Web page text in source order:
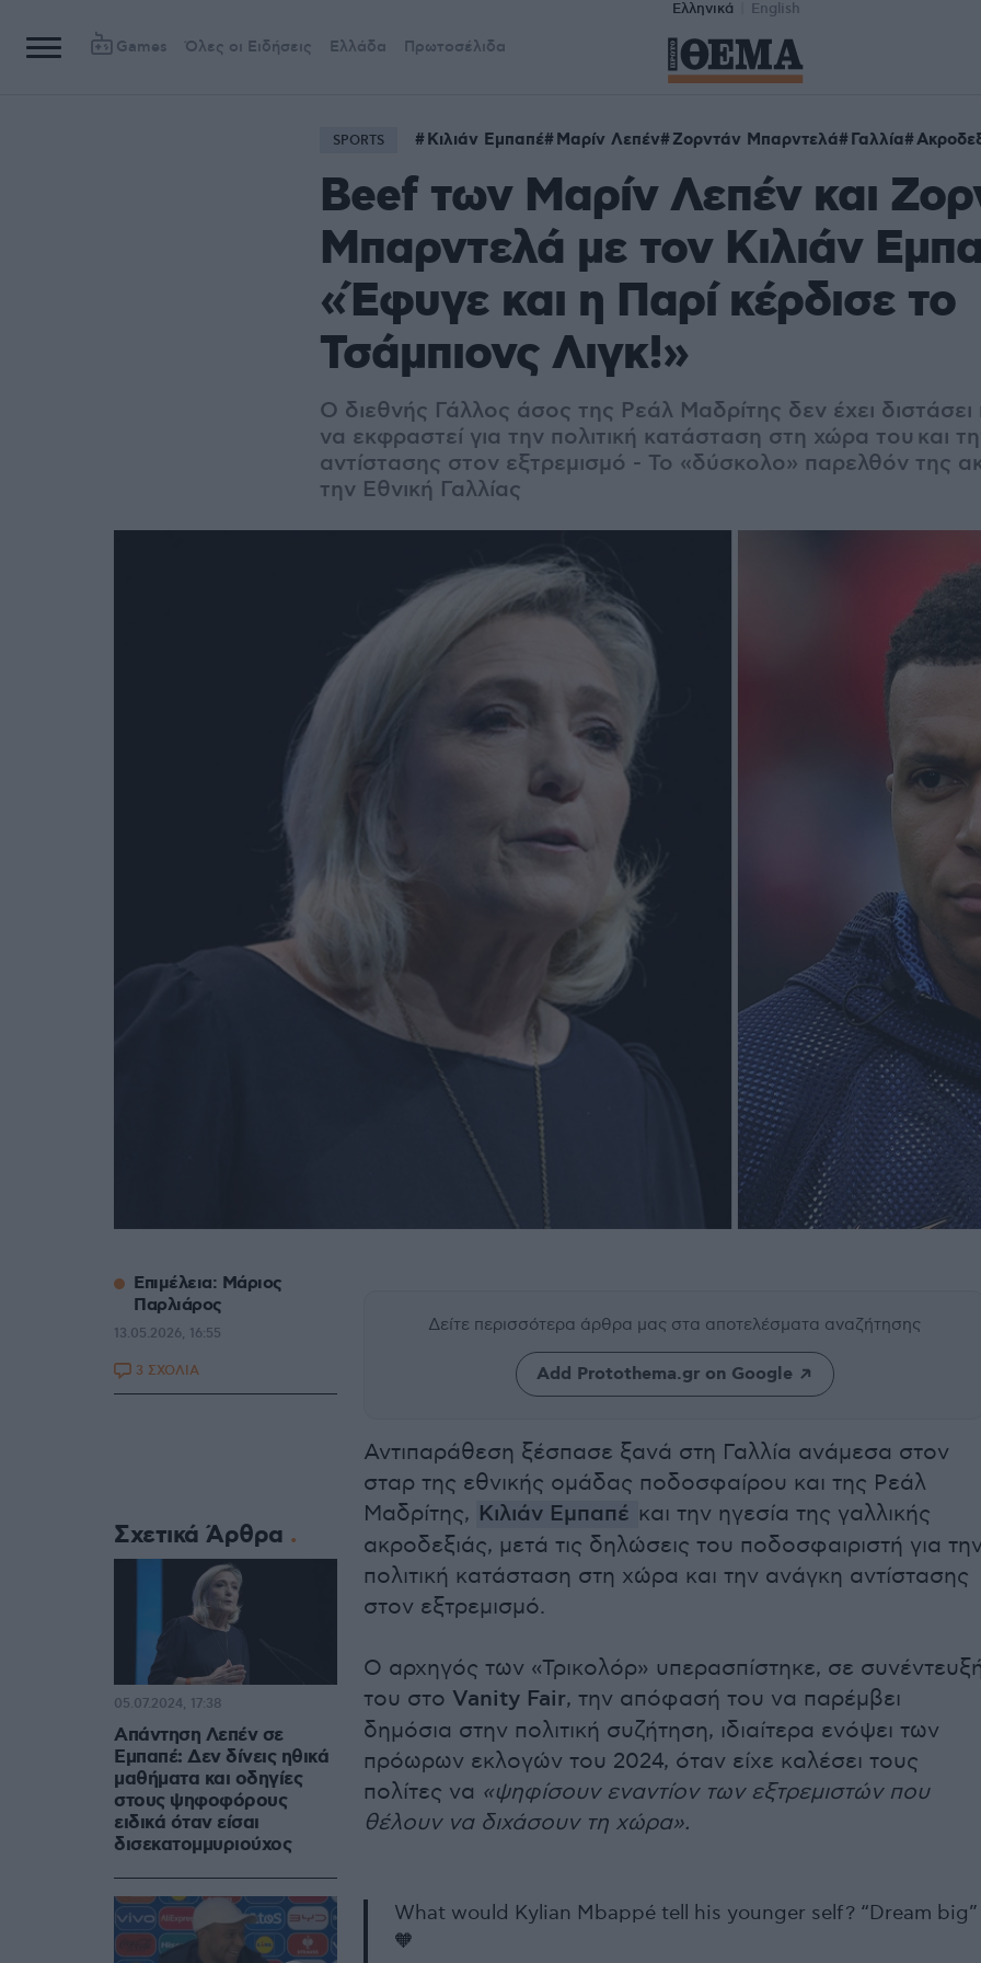
Ελληνικά English
Games Όλες οι Ειδήσεις Ελλάδα Πρωτοσέλιδα
SPORTS Κιλιάν Εμπαπέ Μαρίν Λεπέν Ζορντάν Μπαρντελά Γαλλία
Beef των Μαρίν Λεπέν και
Μπαρντελά με τον Κιλιάν
«Έφυγε και η Παρί κέρδισε το
Τσάμπιονς Λιγκ!»
Ο διεθνής Γάλλος άσος της Ρεάλ Μαδρίτης δεν έχει
να εκφραστεί για την πολιτική κατάσταση στη χώρα του και
αντίστασης στον εξτρεμισμό - Το «δύσκολο» παρελθόν της
την Εθνική Γαλλίας
Δείτε περισσότερα άρθρα μας στα αποτελέσματα αναζήτησης
Add Protothema.gr on Google
Αντιπαράθεση ξέσπασε ξανά στη Γαλλία ανάμεσα στον
σταρ της εθνικής ομάδας ποδοσφαίρου και της Ρεάλ
Μαδρίτης, Κιλιάν Εμπαπέ και την ηγεσία της γαλλικής
ακροδεξιάς, μετά τις δηλώσεις του ποδοσφαιριστή για
πολιτική κατάσταση στη χώρα και την ανάγκη αντίστασης
στον εξτρεμισμό.
Ο αρχηγός των «Τρικολόρ» υπερασπίστηκε, σε
του στο Vanity Fair, την απόφασή του να παρέμβει
δημόσια στην πολιτική συζήτηση, ιδιαίτερα ενόψει των
πρόωρων εκλογών του 2024, όταν είχε καλέσει τους
πολίτες να «ψηφίσουν εναντίον των εξτρεμιστών που
θέλουν να διχάσουν τη χώρα».
What would Kylian Mbappé tell his younger self? “Dream big”
🧡
Επιμέλεια: Μάριος
Παρλιάρος
13.05.2026, 16:55
3 ΣΧΟΛΙΑ
Σχετικά Άρθρα
Απάντηση Λεπέν σε
Εμπαπέ: Δεν δίνεις ηθικά
μαθήματα και οδηγίες
στους ψηφοφόρους
ειδικά όταν είσαι
δισεκατομμυριούχος
05.07.2024, 17:38